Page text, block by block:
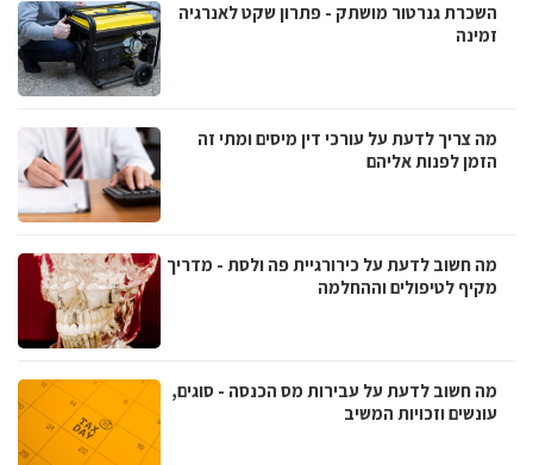
השכרת גנרטור מושתק - פתרון שקט לאנרגיה
זמינה
מה צריך לדעת על עורכי דין מיסים ומתי זה
הזמן לפנות אליהם
מה חשוב לדעת על כירורגיית פה ולסת - מדריך
מקיף לטיפולים וההחלמה
מה חשוב לדעת על עבירות מס הכנסה - סוגים,
עונשים וזכויות המשיב